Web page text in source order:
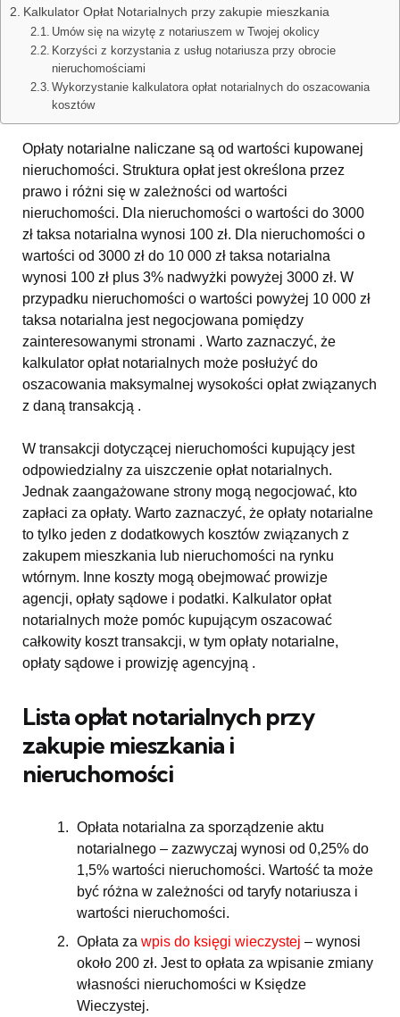
Kalkulator Opłat Notarialnych przy zakupie mieszkania
Umów się na wizytę z notariuszem w Twojej okolicy
Korzyści z korzystania z usług notariusza przy obrocie
nieruchomościami
Wykorzystanie kalkulatora opłat notarialnych do oszacowania
kosztów
Opłaty notarialne naliczane są od wartości kupowanej
nieruchomości. Struktura opłat jest określona przez
prawo i różni się w zależności od wartości
nieruchomości. Dla nieruchomości o wartości do 3000
zł taksa notarialna wynosi 100 zł. Dla nieruchomości o
wartości od 3000 zł do 10 000 zł taksa notarialna
wynosi 100 zł plus 3% nadwyżki powyżej 3000 zł. W
przypadku nieruchomości o wartości powyżej 10 000 zł
taksa notarialna jest negocjowana pomiędzy
zainteresowanymi stronami . Warto zaznaczyć, że
kalkulator opłat notarialnych może posłużyć do
oszacowania maksymalnej wysokości opłat związanych
z daną transakcją .
W transakcji dotyczącej nieruchomości kupujący jest
odpowiedzialny za uiszczenie opłat notarialnych.
Jednak zaangażowane strony mogą negocjować, kto
zapłaci za opłaty. Warto zaznaczyć, że opłaty notarialne
to tylko jeden z dodatkowych kosztów związanych z
zakupem mieszkania lub nieruchomości na rynku
wtórnym. Inne koszty mogą obejmować prowizje
agencji, opłaty sądowe i podatki. Kalkulator opłat
notarialnych może pomóc kupującym oszacować
całkowity koszt transakcji, w tym opłaty notarialne,
opłaty sądowe i prowizję agencyjną .
Lista opłat notarialnych przy
zakupie mieszkania i
nieruchomości
Opłata notarialna za sporządzenie aktu
notarialnego – zazwyczaj wynosi od 0,25% do
1,5% wartości nieruchomości. Wartość ta może
być różna w zależności od taryfy notariusza i
wartości nieruchomości.
Opłata za wpis do księgi wieczystej – wynosi
około 200 zł. Jest to opłata za wpisanie zmiany
własności nieruchomości w Księdze
Wieczystej.